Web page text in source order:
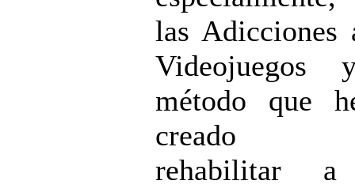
las Adicciones
método que
creado
rehabilitar